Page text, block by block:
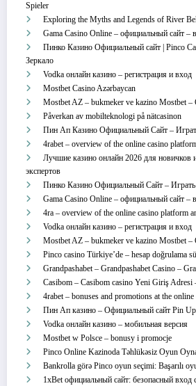
Spieler
Exploring the Myths and Legends of River
Gama Casino Online – официальный сайт –
Пинко Казино Официальный сайт | Pinco
Зеркало
Vodka онлайн казино – регистрация и вход
Mostbet Casino Azərbaycan
Mostbet AZ – bukmeker ve kazino Mostbet –
Påverkan av mobilteknologi på nätcasinon
Пин Ап Казино Официальный Сайт –
4rabet – overview of the online casino
Лучшие казино онлайн 2026 для новичков
экспертов
Пинко Казино Официальный Сайт –
Gama Casino Online – официальный сайт –
4ra – overview of the online casino platform
Vodka онлайн казино – регистрация и вход
Mostbet AZ – bukmeker ve kazino Mostbet –
Pinco casino Türkiye’de – hesap doğrulama
Grandpashabet – Grandpashabet Casino –
Casibom – Casibom casino Yeni Giriş
4rabet – bonuses and promotions at the
Пин Ап казино – Официальный сайт Pin Up
Vodka онлайн казино – мобильная версия
Mostbet w Polsce – bonusy i promocje
Pinco Online Kazinoda Təhlükəsiz Oyun
Bankrolla görə Pinco oyun seçimi: Başarılı
1xBet официальный сайт: безопасный